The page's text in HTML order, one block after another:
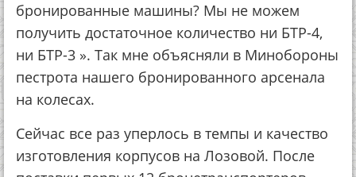
бронированные машины? Мы не можем
получить достаточное количество ни БТР-4,
ни БТР-3 ». Так мне объясняли в Минобороны
пестрота нашего бронированного арсенала
на колесах.
Сейчас все раз уперлось в темпы и качество
изготовления корпусов на Лозовой. После